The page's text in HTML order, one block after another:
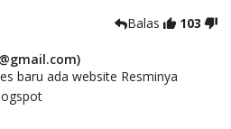
Balas
103
baru ada website Resminya